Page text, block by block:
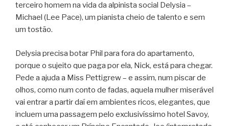
terceiro homem na vida da alpinista social Delysia –
Michael (Lee Pace), um pianista cheio de talento e sem
um tostão.
Delysia precisa botar Phil para fora do apartamento,
porque o sujeito que paga por ela, Nick, está para chegar.
Pede a ajuda a Miss Pettigrew – e assim, num piscar de
olhos, como num conto de fadas, aquela mulher miserável
vai entrar a partir daí em ambientes ricos, elegantes, que
incluem uma passagem pelo exclusivíssimo hotel Savoy,